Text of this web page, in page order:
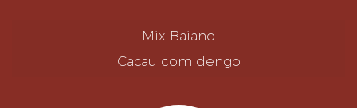
Mix Baiano
Cacau com dengo